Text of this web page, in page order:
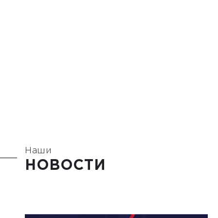
Наши
НОВОСТИ